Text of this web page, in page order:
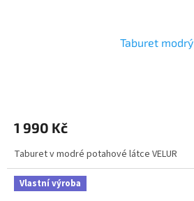
Taburet modrý
1 990 Kč
Taburet v modré potahové látce VELUR
Vlastní výroba